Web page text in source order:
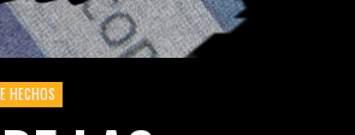
HECHOS